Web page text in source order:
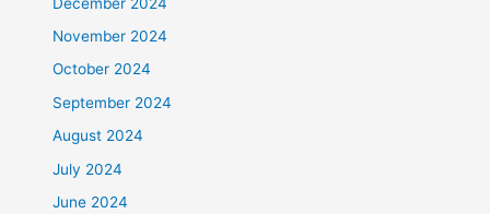
November 2024
October 2024
September 2024
August 2024
July 2024
June 2024